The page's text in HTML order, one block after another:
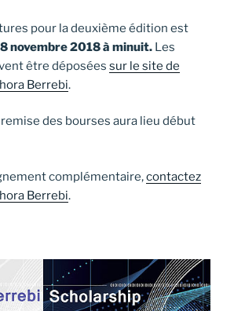
pour la deuxième édition est
novembre 2018 à minuit. Les
être déposées sur le site de
Berrebi.
des bourses aura lieu début
complémentaire,contactez
Berrebi.